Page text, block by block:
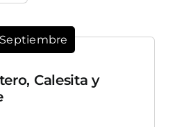
Calesita y